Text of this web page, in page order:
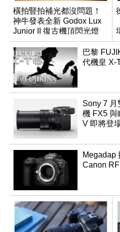
橫拍豎拍補光都沒問題！
神牛發表全新 Godox Lux
Junior II 復古機頂閃光燈
巴黎
代機皇 X-
Sony 7
機 FX5 與
V 即將登
Megadap
Canon